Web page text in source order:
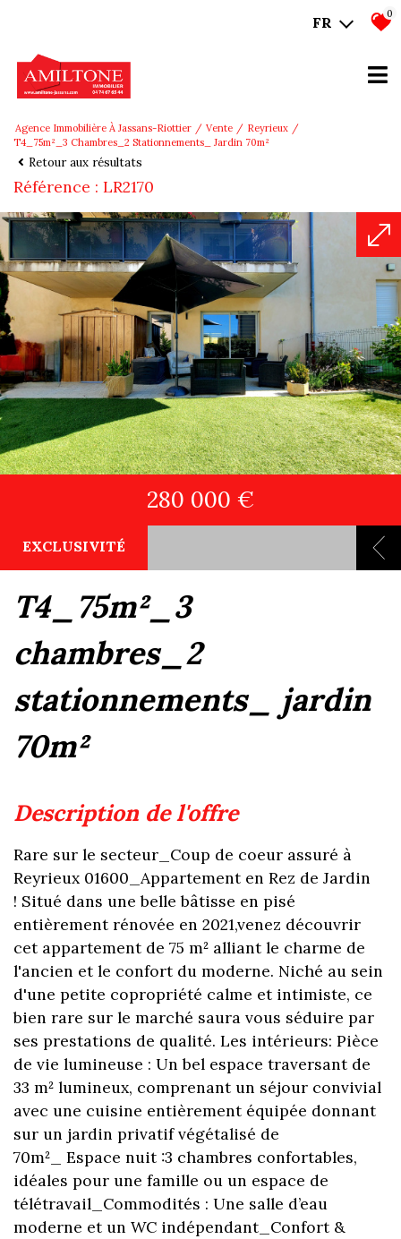
FR
0
Agence Immobilière À Jassans-Riottier Vente
Reyrieux
T4_75m²_3 Chambres_2 Stationnements_ Jardin 70m²
Retour aux résultats
Référence : LR2170
EXCLUSIVITÉ
280 000 €
t4_75m²_3
chambres_2
stationnements_ jardin
70m²
description de l'offre
Rare sur le secteur_Coup de coeur assuré à
Reyrieux 01600_Appartement en Rez de Jardin
! Situé dans une belle bâtisse en pisé
entièrement rénovée en 2021,venez découvrir
cet appartement de 75 m² alliant le charme de
l'ancien et le confort du moderne. Niché au sein
d'une petite copropriété calme et intimiste, ce
bien rare sur le marché saura vous séduire par
ses prestations de qualité. Les intérieurs: Pièce
de vie lumineuse : Un bel espace traversant de
33 m² lumineux, comprenant un séjour convivial
avec une cuisine entièrement équipée donnant
sur un jardin privatif végétalisé de
70m²_ Espace nuit :3 chambres confortables,
idéales pour une famille ou un espace de
télétravail_Commodités : Une salle d’eau
moderne et un WC indépendant_Confort &